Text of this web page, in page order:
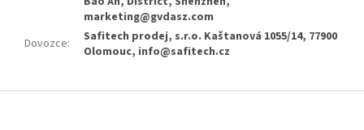
marketing@gvdasz.com
Dovozce:
Safitech prodej, s.r.o. Kaštanová 1055/14, 77900
Olomouc, info@safitech.cz